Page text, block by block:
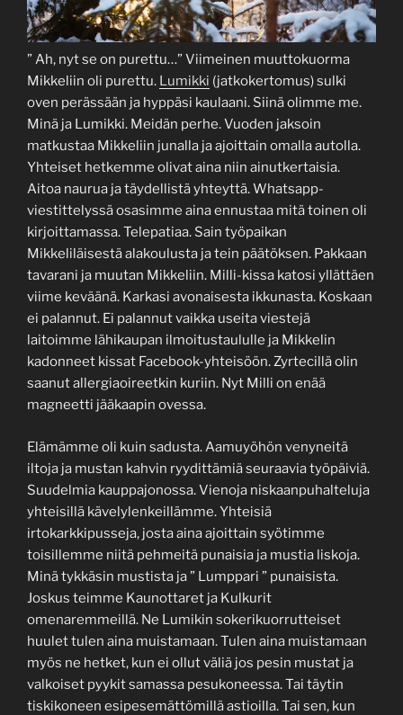
” Ah, nyt se on purettu…” Viimeinen muuttokuorma
Mikkeliin oli purettu. Lumikki (jatkokertomus) sulki
oven perässään ja hyppäsi kaulaani. Siinä olimme me.
Minä ja Lumikki. Meidän perhe. Vuoden jaksoin
matkustaa Mikkeliin junalla ja ajoittain omalla autolla.
Yhteiset hetkemme olivat aina niin ainutkertaisia.
Aitoa naurua ja täydellistä yhteyttä. Whatsapp-
viestittelyssä osasimme aina ennustaa mitä toinen oli
kirjoittamassa. Telepatiaa. Sain työpaikan
Mikkeliläisestä alakoulusta ja tein päätöksen. Pakkaan
tavarani ja muutan Mikkeliin. Milli-kissa katosi yllättäen
viime keväänä. Karkasi avonaisesta ikkunasta. Koskaan
ei palannut. Ei palannut vaikka useita viestejä
laitoimme lähikaupan ilmoitustaululle ja Mikkelin
kadonneet kissat Facebook-yhteisöön. Zyrtecillä olin
saanut allergiaoireetkin kuriin. Nyt Milli on enää
magneetti jääkaapin ovessa.
Elämämme oli kuin sadusta. Aamuyöhön venyneitä
iltoja ja mustan kahvin ryydittämiä seuraavia työpäiviä.
Suudelmia kauppajonossa. Vienoja niskaanpuhalteluja
yhteisillä kävelylenkeillämme. Yhteisiä
irtokarkkipusseja, josta aina ajoittain syötimme
toisillemme niitä pehmeitä punaisia ja mustia liskoja.
Minä tykkäsin mustista ja ” Lumppari ” punaisista.
Joskus teimme Kaunottaret ja Kulkurit
omenaremmeillä. Ne Lumikin sokerikuorrutteiset
huulet tulen aina muistamaan. Tulen aina muistamaan
myös ne hetket, kun ei ollut väliä jos pesin mustat ja
valkoiset pyykit samassa pesukoneessa. Tai täytin
tiskikoneen esipesemättömillä astioilla. Tai sen, kun